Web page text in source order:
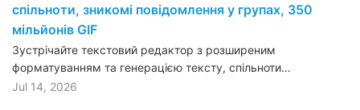
спільноти, зникомі повідомлення у групах, 350
мільйонів GIF
Зустрічайте текстовий редактор з розширеним
форматуванням та генерацією тексту, спільноти…
Jul 14, 2026